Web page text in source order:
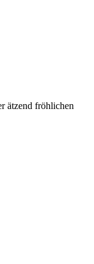
ätzend fröhlichen